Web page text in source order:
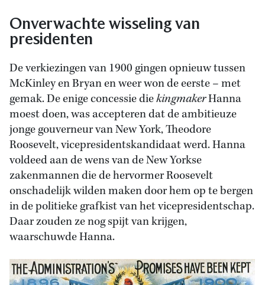
Onverwachte wisseling van
presidenten
De verkiezingen van 1900 gingen opnieuw tussen
McKinley en Bryan en weer won de eerste – met
gemak. De enige concessie diekingmakerHanna
moest doen, was accepteren dat de ambitieuze
jonge gouverneur van New York, Theodore
Roosevelt, vicepresidentskandidaat werd. Hanna
voldeed aan de wens van de New Yorkse
zakenmannen die de hervormer Roosevelt
onschadelijk wilden maken door hem op te bergen
in de politieke grafkist van het vicepresidentschap.
Daar zouden ze nog spijt van krijgen,
waarschuwde Hanna.